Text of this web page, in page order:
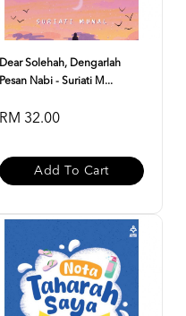
Dear Solehah, Dengarlah
Pesan Nabi - Suriati M...
RM 32.00
Add To Cart